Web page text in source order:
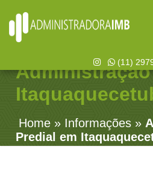
(11)
Home » Informações »
Predial em